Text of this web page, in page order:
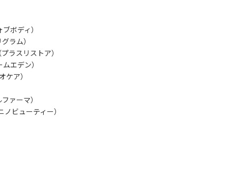
ボディ）
ラム）
ラスリストア）
エデン）
ア）
ァーマ）
ビューティー）